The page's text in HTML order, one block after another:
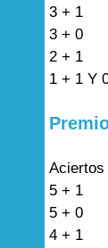
3 + 1
3 + 0
2 + 1
1 + 1 Y
Aciertos
5 + 1
5 + 0
4 + 1